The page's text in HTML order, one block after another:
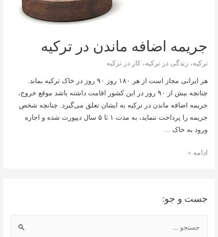
جست و جو:
جریمه اضافه ماندن در ترکیه
ترکیه، زندگی در ترکیه،کار در ترکیه
هر ایرانی مجاز است از هر ۱۸۰ روز ۹۰ روز در خاک ترکیه بماند.
چنانچه بیش از ۹۰ روز در این کشور اقامت داشته باشد موقع خروج،
جریمه اضافه ماندن در ترکیه به ایشان تعلق می‌گیرد. چنانچه شخص
جریمه را پرداخت ننماید، به مدت ۱ تا ۵ سال دیپورت شده و اجازه
ورود به خاک …
جریمه
ترکیه
ادامه »